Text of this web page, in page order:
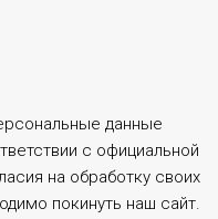
данные
с официальной
на обработку своих
покинуть наш сайт.